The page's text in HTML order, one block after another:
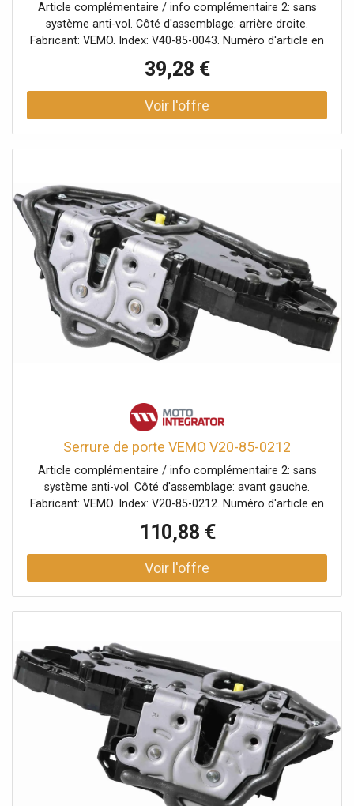
Article complémentaire / info complémentaire 2: sans
système anti-vol. Côté d'assemblage: arrière droite.
Fabricant: VEMO. Index: V40-85-0043. Numéro d'article en
Verrouillage: avec verouillage centralisé. Véhicule avec
direction à gauche ou à droite: pour véhicules avec
direction à gauche, pour véhicules avec direction à droite.
Équipement véhicule: pour véhicules sans système sans
39,28 €
Serrure de porte VEMO V20-85-0212
Article complémentaire / info complémentaire 2: sans
système anti-vol. Côté d'assemblage: avant gauche.
Fabricant: VEMO. Index: V20-85-0212. Numéro d'article en
Véhicule avec direction à gauche ou à droite: pour
véhicules avec direction à gauche.
110,88 €